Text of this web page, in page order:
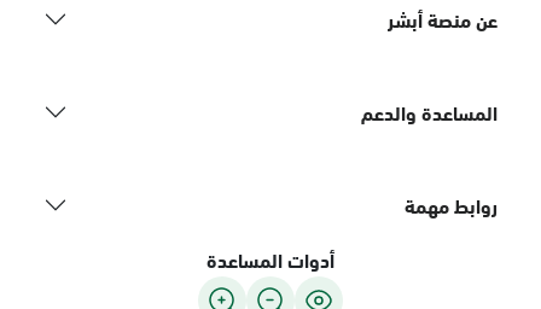
عن منصة أبشر
المساعدة والدعم
روابط مهمة
أدوات المساعدة